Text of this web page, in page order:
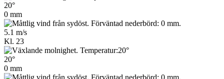
20°
0 mm
5.1 m/s
Kl. 23
20°
0 mm